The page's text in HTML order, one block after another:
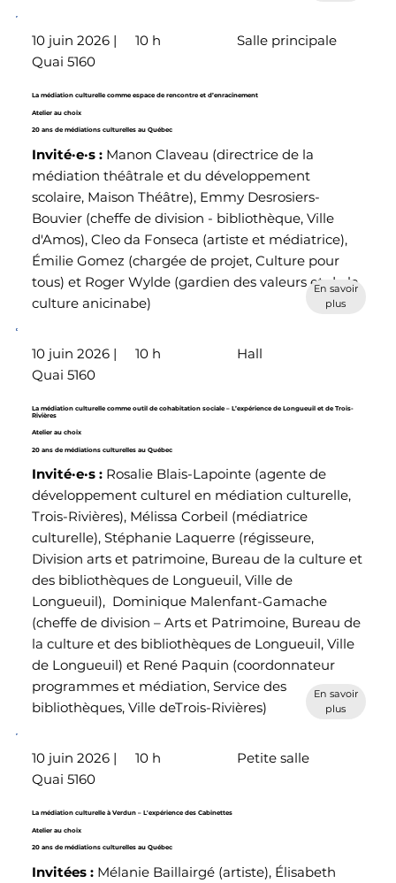
La médiation culturelle comme espace de rencontre et d’enracinement
Atelier au choix
20 ans de médiations culturelles au Québec
10 h
10 juin 2026 |
Quai 5160
Salle principale
Invité·e·s : Manon Claveau (directrice de la
médiation théâtrale et du développement
scolaire, Maison Théâtre), Emmy Desrosiers-
Bouvier (cheffe de division - bibliothèque, Ville
d'Amos), Cleo da Fonseca (artiste et médiatrice),
Émilie Gomez (chargée de projet, Culture pour
tous) et Roger Wylde (gardien des valeurs et de la
culture anicinabe)
En savoir
plus
La médiation culturelle comme outil de cohabitation sociale – L’expérience de Longueuil et de Trois-
Rivières
Atelier au choix
20 ans de médiations culturelles au Québec
10 h
10 juin 2026 |
Quai 5160
Hall
Invité·e·s : Rosalie Blais-Lapointe (agente de
développement culturel en médiation culturelle,
Trois-Rivières), Mélissa Corbeil (médiatrice
culturelle), Stéphanie Laquerre (régisseure,
Division arts et patrimoine, Bureau de la culture et
des bibliothèques de Longueuil, Ville de
Longueuil), Dominique Malenfant-Gamache
(cheffe de division – Arts et Patrimoine, Bureau de
la culture et des bibliothèques de Longueuil, Ville
de Longueuil) et René Paquin (coordonnateur
programmes et médiation, Service des
bibliothèques, Ville deTrois-Rivières)
En savoir
plus
La médiation culturelle à Verdun – L'expérience des Cabinettes
Atelier au choix
20 ans de médiations culturelles au Québec
10 h
10 juin 2026 |
Quai 5160
Petite salle
Invitées : Mélanie Baillairgé (artiste), Élisabeth